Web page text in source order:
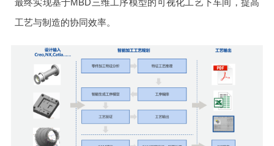
最终实现基于MBD三维工序模型的可视化工艺下车间，提高
工艺与制造的协同效率。